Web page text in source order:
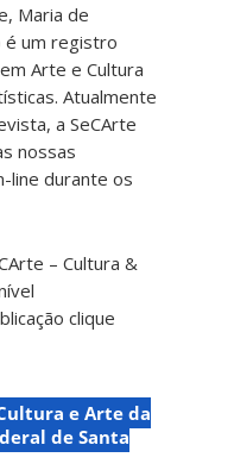
Maria de
é um registro
Arte e Cultura
Atualmente
a SeCArte
nossas
line durante os
– Cultura &
clique
e Arte da
de Santa